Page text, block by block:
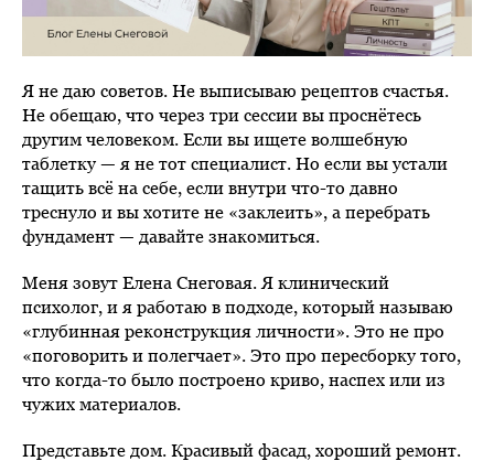
Я не даю советов. Не выписываю рецептов счастья.
Не обещаю, что через три сессии вы проснётесь
другим человеком. Если вы ищете волшебную
таблетку — я не тот специалист. Но если вы устали
тащить всё на себе, если внутри что-то давно
треснуло и вы хотите не «заклеить», а перебрать
фундамент — давайте знакомиться.
Меня зовут Елена Снеговая. Я клинический
психолог, и я работаю в подходе, который называю
«глубинная реконструкция личности». Это не про
«поговорить и полегчает». Это про пересборку того,
что когда-то было построено криво, наспех или из
чужих материалов.
Представьте дом. Красивый фасад, хороший ремонт.